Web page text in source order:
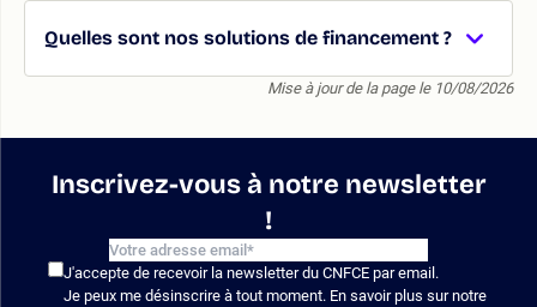
Quelles sont nos solutions de financement ?
Mise à jour de la page le 10/08/2026
Inscrivez-vous à notre newsletter
!
J'accepte de recevoir la newsletter du CNFCE par email.
Je peux me désinscrire à tout moment. En savoir plus sur notre